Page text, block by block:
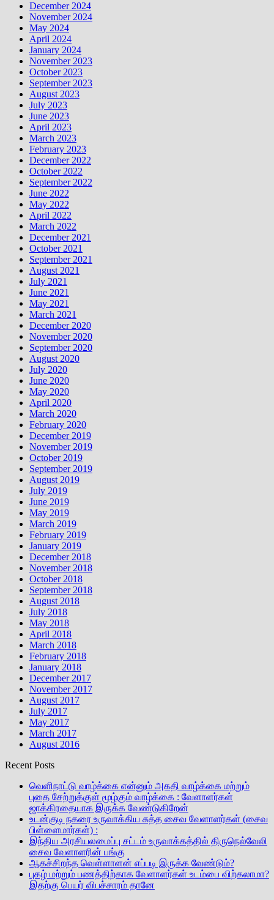
December 2024
November 2024
May 2024
April 2024
January 2024
November 2023
October 2023
September 2023
August 2023
July 2023
June 2023
April 2023
March 2023
February 2023
December 2022
October 2022
September 2022
June 2022
May 2022
April 2022
March 2022
December 2021
October 2021
September 2021
August 2021
July 2021
June 2021
May 2021
March 2021
December 2020
November 2020
September 2020
August 2020
July 2020
June 2020
May 2020
April 2020
March 2020
February 2020
December 2019
November 2019
October 2019
September 2019
August 2019
July 2019
June 2019
May 2019
March 2019
February 2019
January 2019
December 2018
November 2018
October 2018
September 2018
August 2018
July 2018
May 2018
April 2018
March 2018
February 2018
January 2018
December 2017
November 2017
August 2017
July 2017
May 2017
March 2017
August 2016
Recent Posts
வெளிநாட்டு வாழ்க்கை என்னும் அகதி வாழ்க்கை மற்றும்
புதை சேற்றுக்குள் மூழ்கும் வாழ்க்கை : வேளாளர்கள்
ஜாக்கிரதையாக இருக்க வேண்டுகிறேன்
உடன்குடி நகரை உருவாக்கிய சுத்த சைவ வேளாளர்கள் (சைவ
பிள்ளைமார்கள்) :
இந்திய அரசியலமைப்பு சட்டம் உருவாக்கத்தில் திருநெல்வேலி
சைவ வேளாளரின் பங்கு
ஆகச்சிறந்த வெள்ளாளன் எப்படி இருக்க வேண்டும்?
புகழ் மற்றும் பணத்திற்காக வேளாளர்கள் உடம்பை விற்கலாமா?
இதற்கு பெயர் விபச்சாரம் தானே